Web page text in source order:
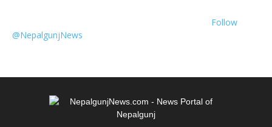
Follow
@NepalgunjNews